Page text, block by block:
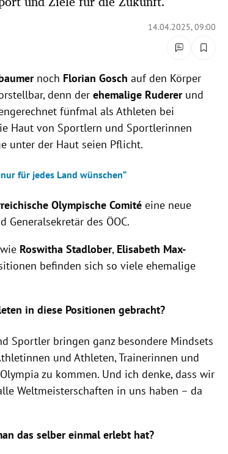
14.04.2025, 09:00
noch Florian Gosch auf den Körper
denn der ehemalige Ruderer und
fünfmal als Athleten bei
Haut von Sportlern und Sportlerinnen
unter der Haut seien Pflicht.
für jedes Land wünschen“
Olympische Comitéeine neue
Generalsekretär des ÖOC.
Roswitha Stadlober, Elisabeth Max-
befinden sich so viele ehemalige
in diese Positionen gebracht?
Sportler bringen ganz besondere Mindsets
und Athleten, Trainerinnen und
zu kommen. Und ich denke, dass wir
Weltmeisterschaften in uns haben – da
das selber einmal erlebt hat?